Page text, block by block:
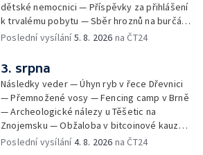
dětské nemocnici — Příspěvky za přihlášení
k trvalému pobytu — Sběr hroznů na burčák
— Dokončení oprav vedení — Skončil termín
vody v obcích — Vyschlá koryta potoků —
Sdílení strážníků na Brněnsku
Poslední vysílání5. 8. 2026 na ČT24
3. srpna
Následky veder — Úhyn ryb v řece Dřevnici
— Přemnožené vosy — Fencing camp v Brně
— Archeologické nálezy u Těšetic na
Znojemsku — Obžaloba v bitcoinové kauze
— Přestavba silnice přes Bzenec na
Poslední vysílání4. 8. 2026 na ČT24